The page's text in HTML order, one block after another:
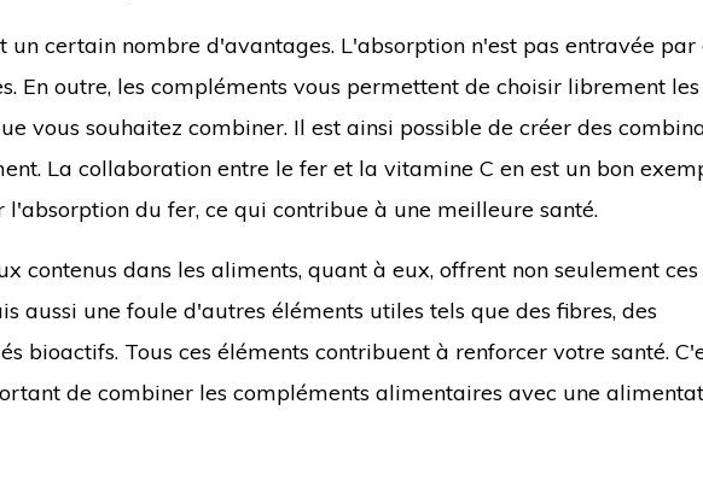
un certain nombre d'avantages. L'absorption n'est pas entravée
En outre, les compléments vous permettent de choisir librement les
vous souhaitez combiner. Il est ainsi possible de créer des
La collaboration entre le fer et la vitamine C en est un bon
du fer, ce qui contribue à une meilleure santé.
contenus dans les aliments, quant à eux, offrent non seulement ces
aussi une foule d'autres éléments utiles tels que des fibres, des
bioactifs. Tous ces éléments contribuent à renforcer votre santé.
de combiner les compléments alimentaires avec une